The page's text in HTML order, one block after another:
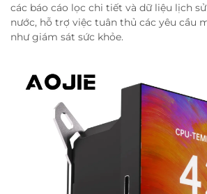
các báo cáo lọc chi tiết và dữ liệu lịch
nước, hỗ trợ việc tuân thủ các yêu cầu
như giám sát sức khỏe.